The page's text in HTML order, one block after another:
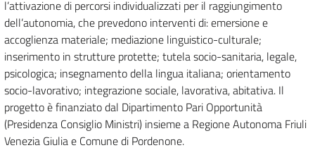
l’attivazione di percorsi individualizzati per il raggiungimento
dell’autonomia, che prevedono interventi di: emersione e
accoglienza materiale; mediazione linguistico-culturale;
inserimento in strutture protette; tutela socio-sanitaria, legale,
psicologica; insegnamento della lingua italiana; orientamento
socio-lavorativo; integrazione sociale, lavorativa, abitativa. Il
progetto è finanziato dal Dipartimento Pari Opportunità
(Presidenza Consiglio Ministri) insieme a Regione Autonoma Friuli
Venezia Giulia e Comune di Pordenone.